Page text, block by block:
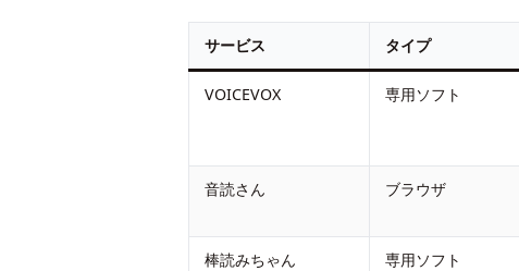
サービス タイプ
VOICEVOX 専用ソフト
音読さん ブラウザ
棒読みちゃん 専用ソフト